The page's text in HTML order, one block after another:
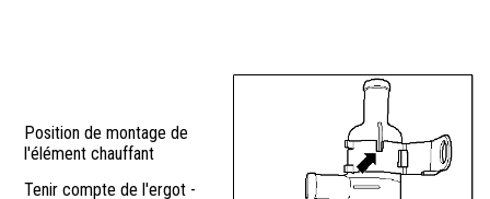
Position de montage de
l'élément chauffant
Tenir compte de l'ergot -